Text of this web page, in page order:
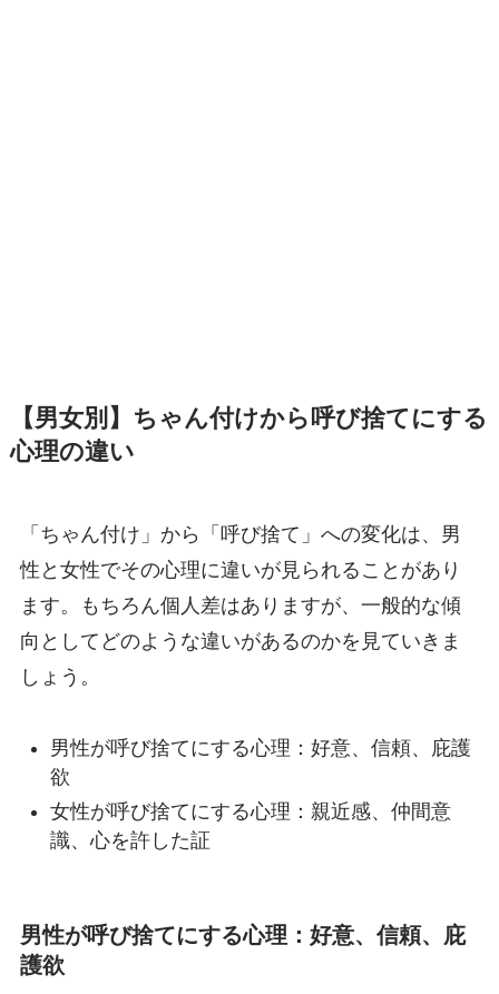
【男女別】ちゃん付けから呼び捨てにする
心理の違い
「ちゃん付け」から「呼び捨て」への変化は、男
性と女性でその心理に違いが見られることがあり
ます。もちろん個人差はありますが、一般的な傾
向としてどのような違いがあるのかを見ていきま
しょう。
男性が呼び捨てにする心理：好意、信頼、庇護
欲
女性が呼び捨てにする心理：親近感、仲間意
識、心を許した証
男性が呼び捨てにする心理：好意、信頼、庇
護欲